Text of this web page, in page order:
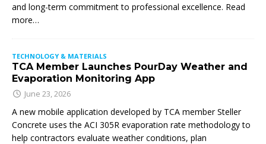
and long-term commitment to professional excellence. Read
more…
TECHNOLOGY & MATERIALS
TCA Member Launches PourDay Weather and
Evaporation Monitoring App
June 23, 2026
A new mobile application developed by TCA member Steller
Concrete uses the ACI 305R evaporation rate methodology to
help contractors evaluate weather conditions, plan